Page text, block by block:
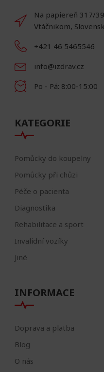
Na papiereň 317/
Vtáčnikom,
+421 46 5465546
info@izdrav.cz
Po - Pá: 8:00-15:00
KATEGORIE
Pomůcky do koupelny
Pomůcky při chůzi
Péče o pacienta
Diagnostika
Rehabilitace a sport
Invalidní vozíky
Jiné
INFORMACE
Doprava a platba
Blog
O nás